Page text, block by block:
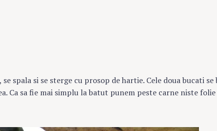
spala si se sterge cu prosop de hartie. Cele doua bucati se
Ca sa fie mai simplu la batut punem peste carne niste folie